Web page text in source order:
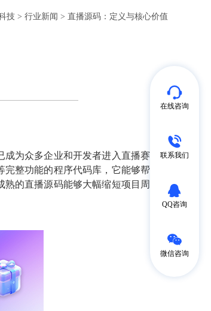
技 > 行业新闻 > 直播源码：定义与核心价值
为众多企业和开发者进入直播赛
完整功能的程序代码库，它能够帮
的直播源码能够大幅缩短项目周
在线咨询
联系我们
QQ咨询
微信咨询